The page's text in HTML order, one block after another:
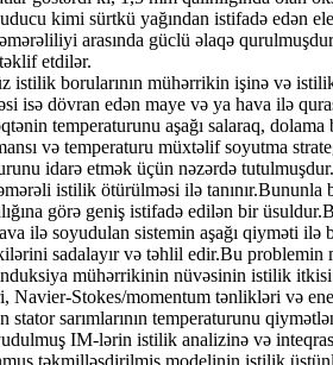
kimi sürtkü yağından istifadə edən
arasında güclü əlaqə
etdilər.
istilik borularının mühərrikin işinə və
isə dövran edən maye və ya hava ilə
temperaturunu aşağı salaraq, dolama
və temperaturu müxtəlif soyutma
idarə etmək üçün nəzərdə tutulmuşdur.
istilik ötürülməsi ilə
görə geniş istifadə edilən bir
ilə soyudulan sistemin aşağı qiyməti ilə
sadalayır və təhlil edir.Bu problemin
mühərrikinin nüvəsinin istilik
Navier-Stokes/momentum tənlikləri və
stator sarımlarının temperaturunu
IM-lərin istilik analizinə və
təkmilləşdirilmiş modelinin istilik